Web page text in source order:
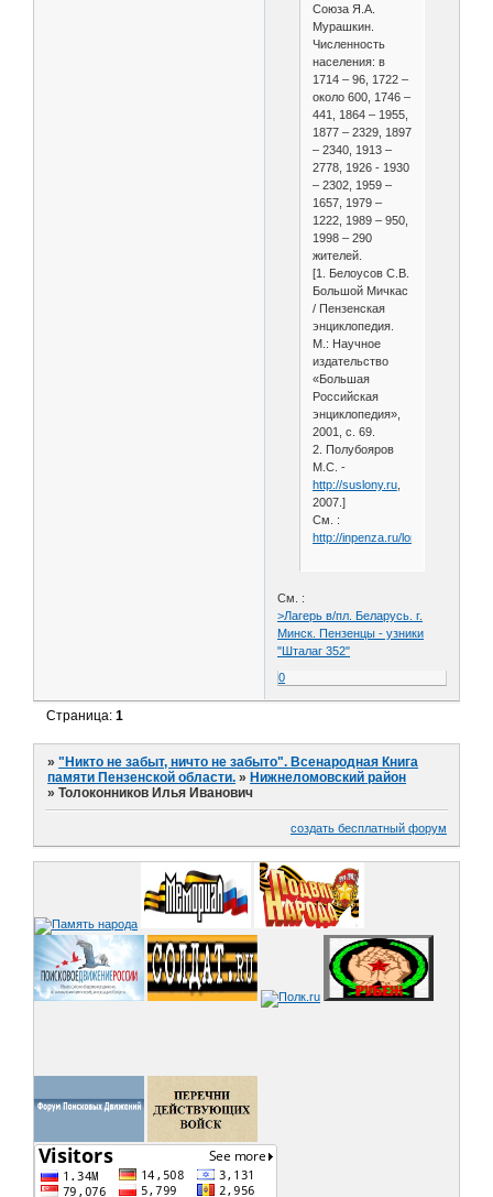
Союза Я.А.
Мурашкин.
Численность
населения: в
1714 – 96, 1722 –
около 600, 1746 –
441, 1864 – 1955,
1877 – 2329, 1897
– 2340, 1913 –
2778, 1926 - 1930
– 2302, 1959 –
1657, 1979 –
1222, 1989 – 950,
1998 – 290
жителей.
[1. Белоусов С.В.
Большой Мичкас
/ Пензенская
энциклопедия.
М.: Научное
издательство
«Большая
Российская
энциклопедия»,
2001, с. 69.
2. Полубояров
М.С. -
http://suslony.ru,
2007.]
См. :
http://inpenza.ru/lomov/
См. :
>Лагерь в/пл. Беларусь. г.
Минск. Пензенцы - узники
"Шталаг 352"
0
Страница:1
»"Никто не забыт, ничто не забыто". Всенародная Книга
памяти Пензенской области. » Нижнеломовский район
»Толоконников Илья Иванович
создать бесплатный форум